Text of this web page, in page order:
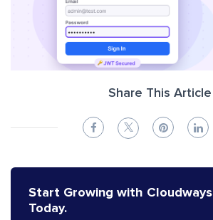
Share This Article
Start Growing with Cloudways
Today.